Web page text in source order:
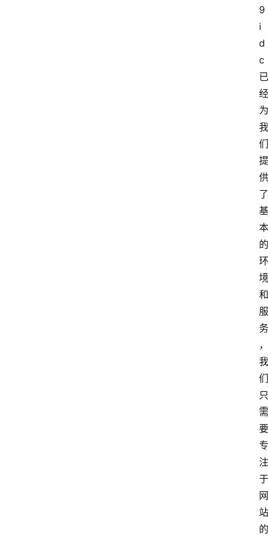
9
i
d
c
已
经
为
我
们
提
供
了
基
本
的
环
境
和
服
务
，
我
们
只
需
要
专
注
于
网
站
的